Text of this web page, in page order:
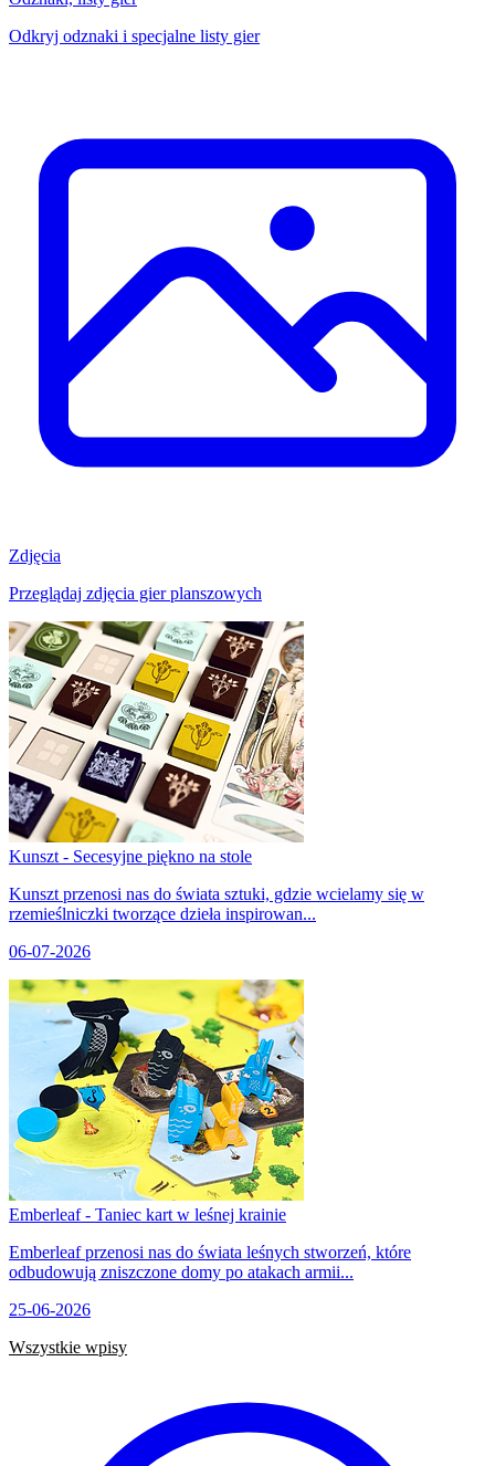
Odkryj odznaki i specjalne listy gier
Zdjęcia
Przeglądaj zdjęcia gier planszowych
Kunszt - Secesyjne piękno na stole
Kunszt przenosi nas do świata sztuki, gdzie wcielamy się w
rzemieślniczki tworzące dzieła inspirowan...
06-07-2026
Emberleaf - Taniec kart w leśnej krainie
Emberleaf przenosi nas do świata leśnych stworzeń, które
odbudowują zniszczone domy po atakach armii...
25-06-2026
Wszystkie wpisy